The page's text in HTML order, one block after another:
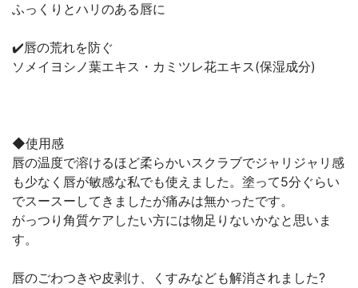
ふっくりとハリのある唇に
✔️唇の荒れを防ぐ
ソメイヨシノ葉エキス・カミツレ花エキス(保湿成分)
◆使用感
唇の温度で溶けるほど柔らかいスクラブでジャリジャリ感
も少なく唇が敏感な私でも使えました。塗って5分ぐらい
でスースーしてきましたが痛みは無かったです。
がっつり角質ケアしたい方には物足りないかなと思いま
す。
唇のごわつきや皮剥け、くすみなども解消されました?